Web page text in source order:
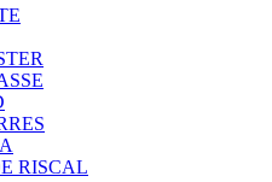
RISCAL